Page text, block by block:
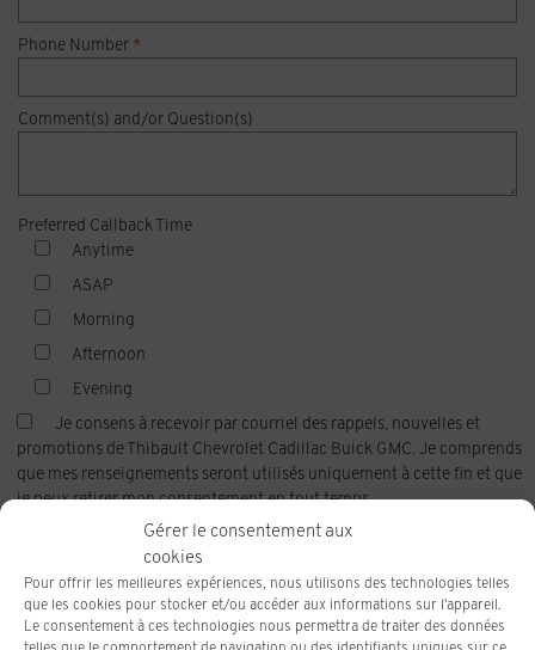
Gérer le consentement aux
cookies
Pour offrir les meilleures expériences, nous utilisons des technologies telles
que les cookies pour stocker et/ou accéder aux informations sur l'appareil.
Le consentement à ces technologies nous permettra de traiter des données
telles que le comportement de navigation ou des identifiants uniques sur ce
Phone Number *
Comment(s) and/or Question(s)
Preferred Callback Time
Anytime
ASAP
Morning
Afternoon
Evening
Je consens à recevoir par courriel des rappels, nouvelles et
promotions de Thibault Chevrolet Cadillac Buick GMC. Je comprends
que mes renseignements seront utilisés uniquement à cette fin et que
je peux retirer mon consentement en tout temps.
politique de confidentialité*